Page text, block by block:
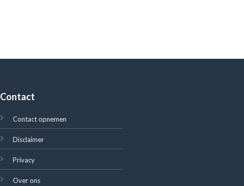
Contact
Contact opnemen
Disclaimer
Privacy
Over ons